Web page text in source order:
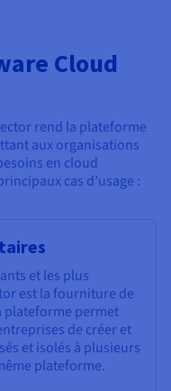
Cloud
rend la plateforme
aux organisations
en cloud
cas d’usage :
et les plus
est la fourniture de
plateforme permet
de créer et
et isolés à plusieurs
plateforme.